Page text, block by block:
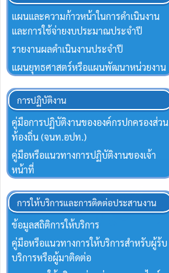
แผนและความก้าวหน้าในการดำเนินงาน
และการใช้จ่ายงบประมาณประจำปี
รายงานผลดำเนินงานประจำปี
แผนยุทธศาสตร์หรือแผนพัฒนาหน่วยงาน
การปฏิบัติงาน
คู่มือการปฏิบัติงานขององค์กรปกครองส่วน
ท้องถิ่น (จนท.อปท.)
คู่มือหรือแนวทางการปฏิบัติงานของเจ้า
หน้าที่
การให้บริการและการติดต่อประสานงาน
ข้อมูลสถิติการให้บริการ
คู่มือหรือแนวทางการให้บริการสำหรับผู้ร้บ
บริการหรือผู้มาติดต่อ